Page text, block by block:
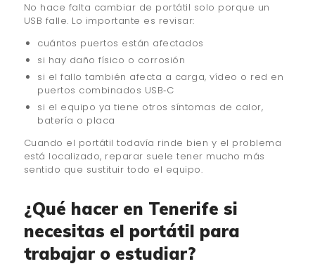
No hace falta cambiar de portátil solo porque un
USB falle. Lo importante es revisar:
cuántos puertos están afectados
si hay daño físico o corrosión
si el fallo también afecta a carga, vídeo o red en
puertos combinados USB‑C
si el equipo ya tiene otros síntomas de calor,
batería o placa
Cuando el portátil todavía rinde bien y el problema
está localizado, reparar suele tener mucho más
sentido que sustituir todo el equipo.
¿Qué hacer en Tenerife si
necesitas el portátil para
trabajar o estudiar?